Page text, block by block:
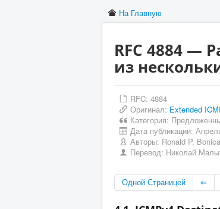
На Главную
RFC 4884 —
из
RFC: 4884
Оригинал: Extended
Категория:
Дата публикации:
Авторы: Ronald P. Bonica
Перевод: Николай
Одной Страницей ⇐